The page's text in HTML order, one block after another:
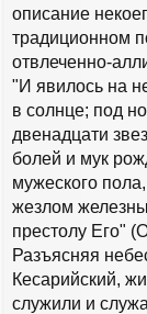
описание
традиционном
отвлеченно-
"И явилось на
в солнце; под
двенадцати
болей и мук
мужеского
жезлом
престолу Его"
Разъясняя
Кесарийский,
служили и